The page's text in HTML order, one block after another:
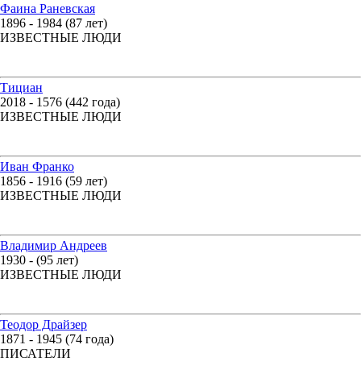
Фаина Раневская
1896 - 1984 (87 лет)
ИЗВЕСТНЫЕ ЛЮДИ
Тициан
2018 - 1576 (442 года)
ИЗВЕСТНЫЕ ЛЮДИ
Иван Франко
1856 - 1916 (59 лет)
ИЗВЕСТНЫЕ ЛЮДИ
Владимир Андреев
1930 - (95 лет)
ИЗВЕСТНЫЕ ЛЮДИ
Теодор Драйзер
1871 - 1945 (74 года)
ПИСАТЕЛИ